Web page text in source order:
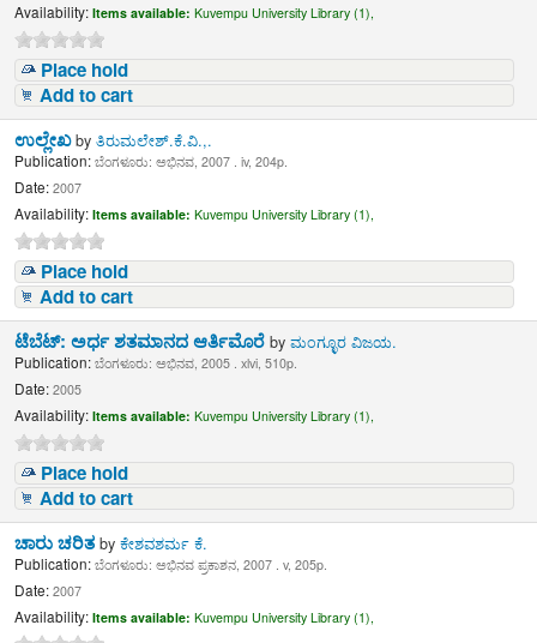
Availability: Items available: Kuvempu University Library (1),
Place hold
Add to cart
ಉಲ್ಲೇಖbyತಿರುಮಲೇಶ್.ಕೆ.ವಿ.,.
Publication: ಬೆಂಗಳೂರು: ಅಭಿನವ, 2007 . iv, 204p.
Date: 2007
Availability: Items available: Kuvempu University Library (1),
Place hold
Add to cart
ಟೆಬೆಟ್: ಅರ್ಧ ಶತಮಾನದ ಆರ್ತಿಮೊರೆbyಮಂಗ್ಳೂರ ವಿಜಯ.
Publication: ಬೆಂಗಳೂರು: ಅಭಿನವ, 2005 . xlvi, 510p.
Date: 2005
Availability: Items available: Kuvempu University Library (1),
Place hold
Add to cart
ಚಾರು ಚರಿತbyಕೇಶವಶರ್ಮ ಕೆ.
Publication: ಬೆಂಗಳೂರು: ಅಭಿನವ ಪ್ರಕಾಶನ, 2007 . v, 205p.
Date: 2007
Availability: Items available: Kuvempu University Library (1),